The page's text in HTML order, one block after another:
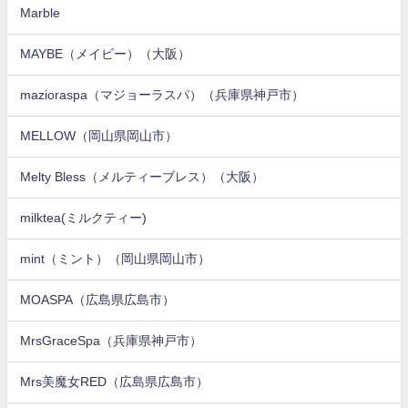
Marble
MAYBE（メイビー）（大阪）
mazioraspa（マジョーラスパ）（兵庫県神戸市）
MELLOW（岡山県岡山市）
Melty Bless（メルティーブレス）（大阪）
milktea(ミルクティー)
mint（ミント）（岡山県岡山市）
MOASPA（広島県広島市）
MrsGraceSpa（兵庫県神戸市）
Mrs美魔女RED（広島県広島市）